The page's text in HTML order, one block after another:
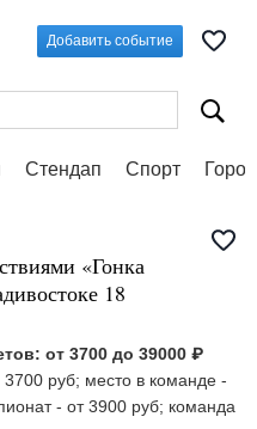
Добавить событие
Стендап Спорт
«Гонка
18
от 3700 до 39000 ₽
3700 руб; место в команде -
- от 3900 руб; команда